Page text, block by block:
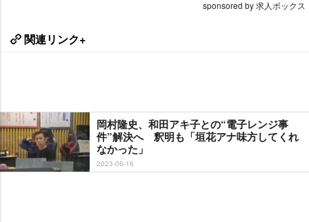
sponsored by 求人ボックス
関連リンク+
岡村隆史、和田アキ子との“電子レンジ事
件”解決へ 釈明も「垣花アナ味方してくれ
なかった」
2023-06-16